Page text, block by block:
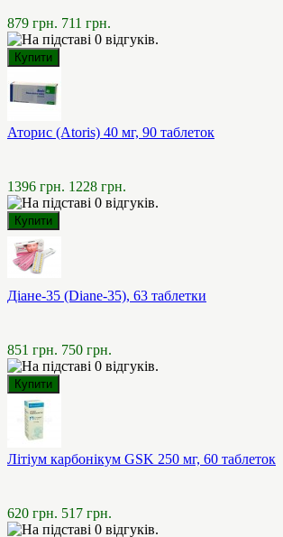
879 грн. 711 грн.
Аторис (Atoris) 40 мг, 90 таблеток
1396 грн. 1228 грн.
Діане-35 (Diane-35), 63 таблетки
851 грн. 750 грн.
Літіум карбонікум GSK 250 мг, 60 таблеток
620 грн. 517 грн.